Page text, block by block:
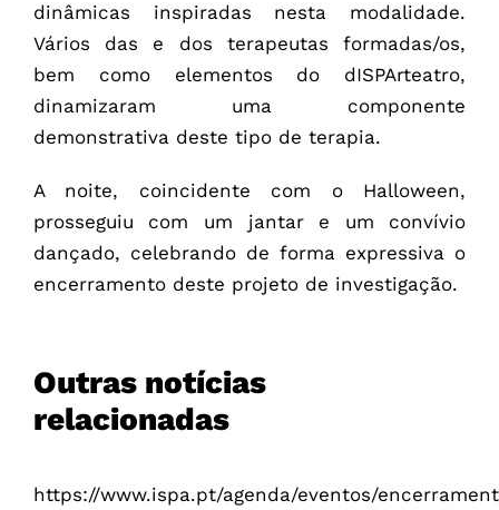
dinâmicas inspiradas nesta modalidade.
Vários das e dos terapeutas formadas/os,
bem como elementos do dISPArteatro,
dinamizaram uma componente
demonstrativa deste tipo de terapia.
A noite, coincidente com o Halloween,
prosseguiu com um jantar e um convívio
dançado, celebrando de forma expressiva o
encerramento deste projeto de investigação.
Outras notícias
relacionadas
https://www.ispa.pt/agenda/eventos/